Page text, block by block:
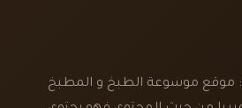
: موقع موسوعة الطبخ و المطبخ